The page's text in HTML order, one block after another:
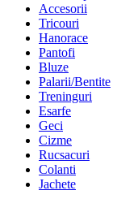
Accesorii
Tricouri
Hanorace
Pantofi
Bluze
Palarii/Bentite
Treninguri
Esarfe
Geci
Cizme
Rucsacuri
Colanti
Jachete